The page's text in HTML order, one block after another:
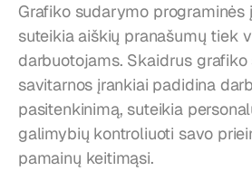
Grafiko sudarymo programinės
suteikia aiškių pranašumų tiek
darbuotojams. Skaidrus
savitarnos įrankiai padidina
pasitenkinimą, suteikia
galimybių kontroliuoti savo
pamainų keitimąsi.